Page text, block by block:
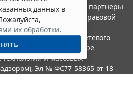
данных в
их обработки.
Компания "Гарант" и ее партнеры
ассоциации правовой
в качестве сетевого
по надзору в сфере
и массовых
Эл № ФС77-58365 от 18